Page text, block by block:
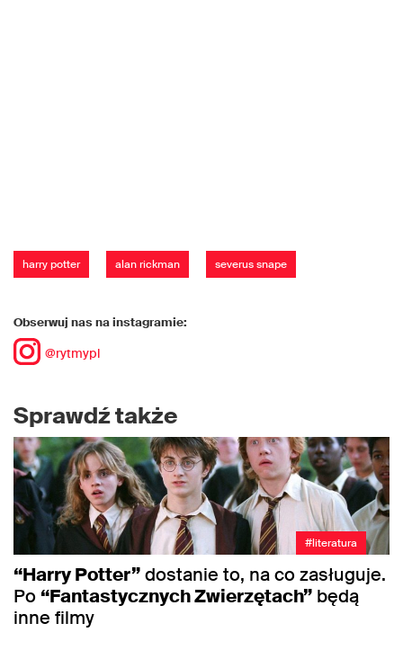
harry potter alan rickman severus snape
Obserwuj nas na instagramie:
@rytmypl
Sprawdź także
#literatura
“Harry Potter”dostanie to, na co zasługuje.
Po “Fantastycznych Zwierzętach” będą
inne filmy